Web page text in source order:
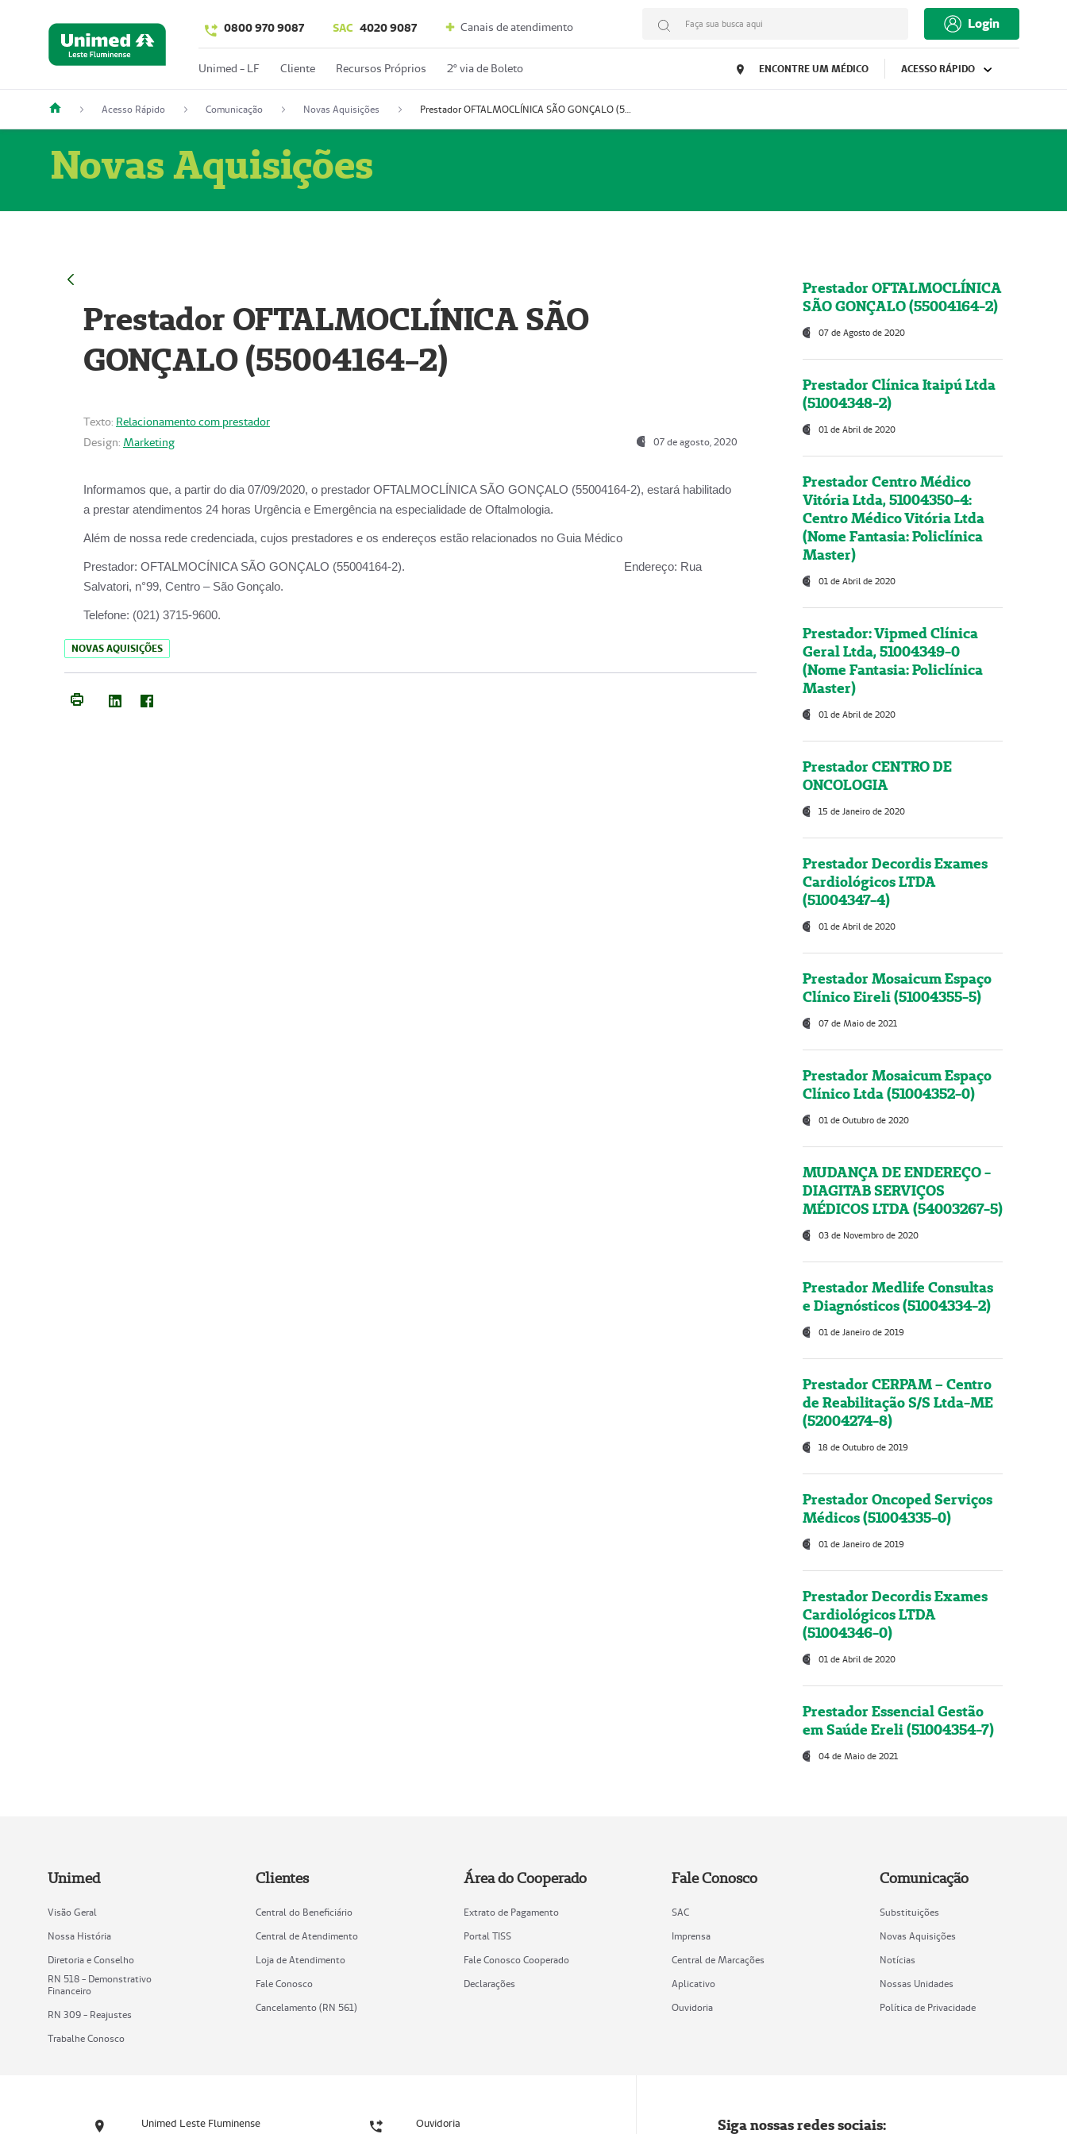
0800 970 9087 SAC 4020 9087 Canais de atendimento Faça sua busca aqui Login
Unimed - LF Cliente Recursos Próprios 2º via de Boleto ENCONTRE UM MÉDICO ACESSO RÁPIDO
Acesso Rápido Comunicação Novas Aquisições Prestador OFTALMOCLÍNICA SÃO GONÇALO (55004164-2)
Novas Aquisições
Prestador OFTALMOCLÍNICA SÃO
GONÇALO (55004164-2)
Texto: Relacionamento com prestador
Design: Marketing 07 de agosto, 2020
Informamos que, a partir do dia 07/09/2020, o prestador OFTALMOCLÍNICA SÃO GONÇALO (55004164-2), estará habilitado
a prestar atendimentos 24 horas Urgência e Emergência na especialidade de Oftalmologia.
Além de nossa rede credenciada, cujos prestadores e os endereços estão relacionados no Guia Médico
Prestador: OFTALMOCÍNICA SÃO GONÇALO (55004164-2). Endereço: Rua
Salvatori, n°99, Centro – São Gonçalo.
Telefone: (021) 3715-9600.
NOVAS AQUISIÇÕES
Prestador OFTALMOCLÍNICA
SÃO GONÇALO (55004164-2)
07 de Agosto de 2020
Prestador Clínica Itaipú Ltda
(51004348-2)
01 de Abril de 2020
Prestador Centro Médico
Vitória Ltda, 51004350-4:
Centro Médico Vitória Ltda
(Nome Fantasia: Policlínica
Master)
01 de Abril de 2020
Prestador: Vipmed Clínica
Geral Ltda, 51004349-0
(Nome Fantasia: Policlínica
Master)
01 de Abril de 2020
Prestador CENTRO DE
ONCOLOGIA
15 de Janeiro de 2020
Prestador Decordis Exames
Cardiológicos LTDA
(51004347-4)
01 de Abril de 2020
Prestador Mosaicum Espaço
Clínico Eireli (51004355-5)
07 de Maio de 2021
Prestador Mosaicum Espaço
Clínico Ltda (51004352-0)
01 de Outubro de 2020
MUDANÇA DE ENDEREÇO -
DIAGITAB SERVIÇOS
MÉDICOS LTDA (54003267-5)
03 de Novembro de 2020
Prestador Medlife Consultas
e Diagnósticos (51004334-2)
01 de Janeiro de 2019
Prestador CERPAM – Centro
de Reabilitação S/S Ltda-ME
(52004274-8)
18 de Outubro de 2019
Prestador Oncoped Serviços
Médicos (51004335-0)
01 de Janeiro de 2019
Prestador Decordis Exames
Cardiológicos LTDA
(51004346-0)
01 de Abril de 2020
Prestador Essencial Gestão
em Saúde Ereli (51004354-7)
04 de Maio de 2021
Unimed
Visão Geral
Nossa História
Diretoria e Conselho
RN 518 - Demonstrativo
Financeiro
RN 309 - Reajustes
Trabalhe Conosco
Clientes
Central do Beneficiário
Central de Atendimento
Loja de Atendimento
Fale Conosco
Cancelamento (RN 561)
Área do Cooperado
Extrato de Pagamento
Portal TISS
Fale Conosco Cooperado
Declarações
Fale Conosco
SAC
Imprensa
Central de Marcações
Aplicativo
Ouvidoria
Comunicação
Substituições
Novas Aquisições
Notícias
Nossas Unidades
Política de Privacidade
Unimed Leste Fluminense Ouvidoria Siga nossas redes sociais: